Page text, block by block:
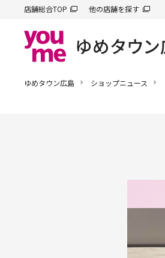
店舗総合TOP 他の店舗を探す
ゆめタウン広島 ショップニュース